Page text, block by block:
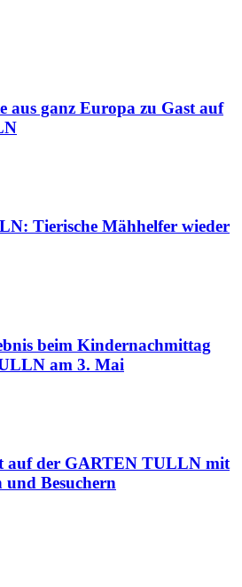
aus ganz Europa zu Gast auf
Tierische Mähhelfer wieder
beim Kindernachmittag
am 3. Mai
auf der GARTEN TULLN mit
und Besuchern